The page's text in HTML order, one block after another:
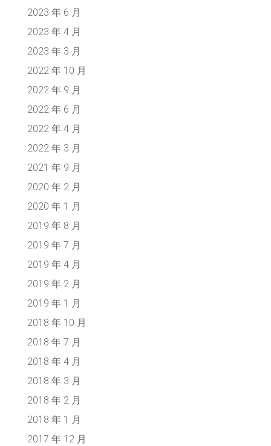
2023 年 6 月
2023 年 4 月
2023 年 3 月
2022 年 10 月
2022 年 9 月
2022 年 6 月
2022 年 4 月
2022 年 3 月
2021 年 9 月
2020 年 2 月
2020 年 1 月
2019 年 8 月
2019 年 7 月
2019 年 4 月
2019 年 2 月
2019 年 1 月
2018 年 10 月
2018 年 7 月
2018 年 4 月
2018 年 3 月
2018 年 2 月
2018 年 1 月
2017 年 12 月